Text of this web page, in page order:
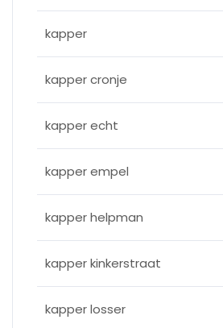
kapper
kapper cronje
kapper echt
kapper empel
kapper helpman
kapper kinkerstraat
kapper losser